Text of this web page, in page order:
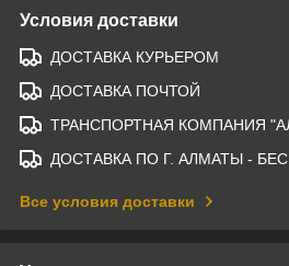
Условия доставки
ДОСТАВКА КУРЬЕРОМ
ДОСТАВКА ПОЧТОЙ
ТРАНСПОРТНАЯ КОМПАНИЯ
ДОСТАВКА ПО Г. АЛМАТЫ -
Все условия доставки